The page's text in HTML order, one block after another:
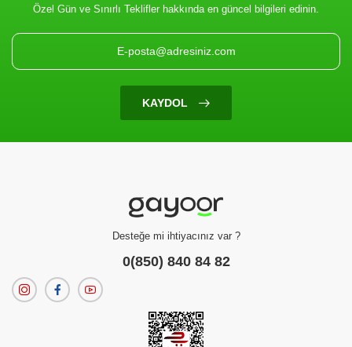
Filtrenize Uygun
Ürün Bulunamadı
Özel Gün ve Sınırlı Teklifler hakkında en güncel bilgileri edinin.
KAYDOL
Desteğe mi ihtiyacınız var ?
0(850) 840 84 82